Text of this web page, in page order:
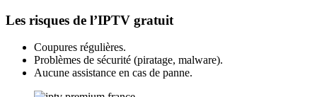
Les risques de l’IPTV gratuit
Coupures régulières.
Problèmes de sécurité (piratage, malware).
Aucune assistance en cas de panne.